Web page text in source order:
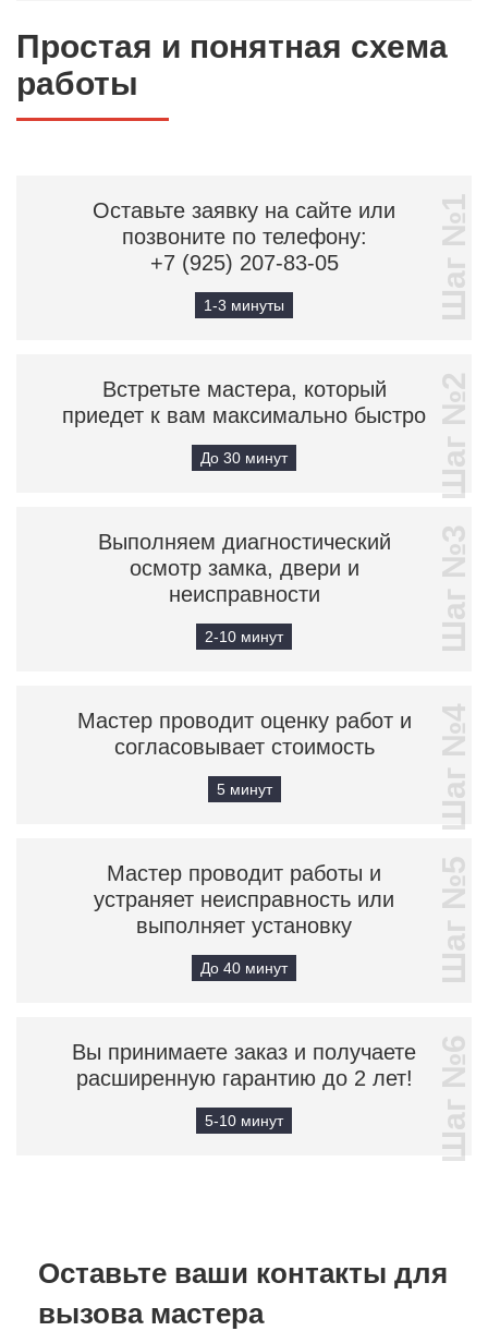
Простая и понятная схема
работы
Оставьте заявку на сайте или
позвоните по телефону:
+7 (925) 207-83-05
1-3 минуты Шаг №1
Встретьте мастера, который
приедет к вам максимально быстро
До 30 минут Шаг №2
Выполняем диагностический
осмотр замка, двери и
неисправности
2-10 минут Шаг №3
Мастер проводит оценку работ и
согласовывает стоимость
5 минут Шаг №4
Мастер проводит работы и
устраняет неисправность или
выполняет установку
До 40 минут Шаг №5
Вы принимаете заказ и получаете
расширенную гарантию до 2 лет!
5-10 минут Шаг №6
Оставьте ваши контакты для
вызова мастера